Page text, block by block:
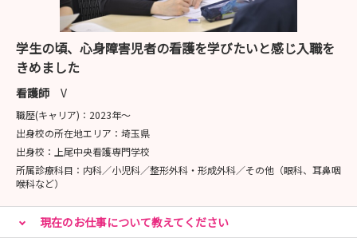
10：30～オリエンテーション・院内見学
12：00～おいしい給食体験
13：00～病棟実習
15：00～院内教育・採用までの流れについて
質疑応答、先輩との交流会
16：00～当院出発にて駅までお送りします
〈参加者の声〉
ご参加いただいた方の声を一部紹介します
・病院の特徴や雰囲気、知りたいことが全てわかった
・職員がみんな優しく、話しやすく丁寧で質問しやすかっ
学生の頃、心身障害児者の看護を学びたいと感じ入職を
きめました
看護師 V
職歴(キャリア)： 2023年〜
出身校の所在地エリア： 埼玉県
出身校： 上尾中央看護専門学校
所属診療科目： 内科／小児科／整形外科・形成外科／その他（眼科、耳鼻咽
喉科など）
現在のお仕事について教えてください